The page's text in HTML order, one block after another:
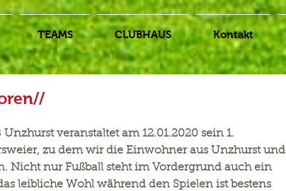
TEAMS CLUBHAUS Kontakt
veranstaltet am 12.01.2020 sein 1.
zu dem wir die Einwohner aus Unzhurst und
Nicht nur Fußball steht im Vordergrund auch ein
leibliche Wohl während den Spielen ist bestens